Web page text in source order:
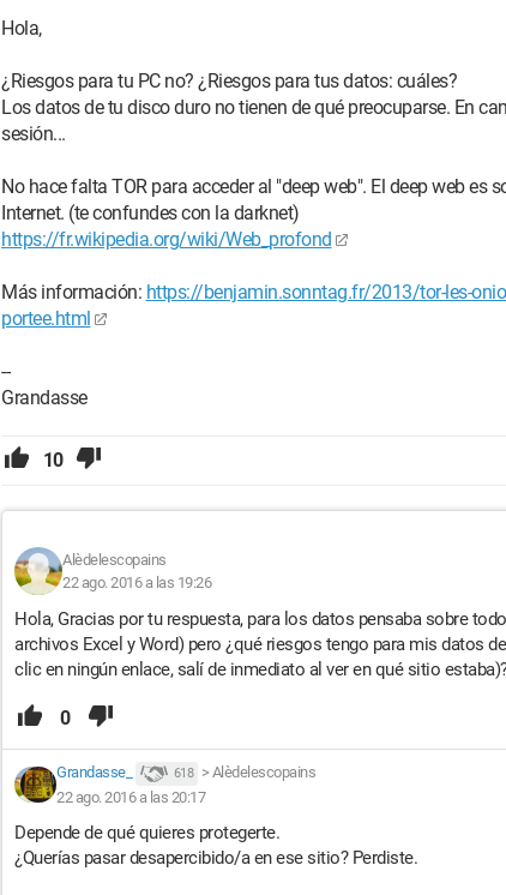
Hola,
¿Riesgos para tu PC no? ¿Riesgos para tus datos: cuáles?
Los datos de tu disco duro no tienen de qué preocuparse. En
sesión...
No hace falta TOR para acceder al "deep web". El deep web es
Internet. (te confundes con la darknet)
https://fr.wikipedia.org/wiki/Web_profond
Más información: https://benjamin.sonntag.fr/2013/tor-les-
portee.html
--
Grandasse
10
Alèdelescopains
22 ago. 2016 a las 19:26
Hola, Gracias por tu respuesta, para los datos pensaba sobre
archivos Excel y Word) pero ¿qué riesgos tengo para mis datos
clic en ningún enlace, salí de inmediato al ver en qué sitio
0
Grandasse_ 618 > Alèdelescopains
22 ago. 2016 a las 20:17
Depende de qué quieres protegerte.
¿Querías pasar desapercibido/a en ese sitio? Perdiste.